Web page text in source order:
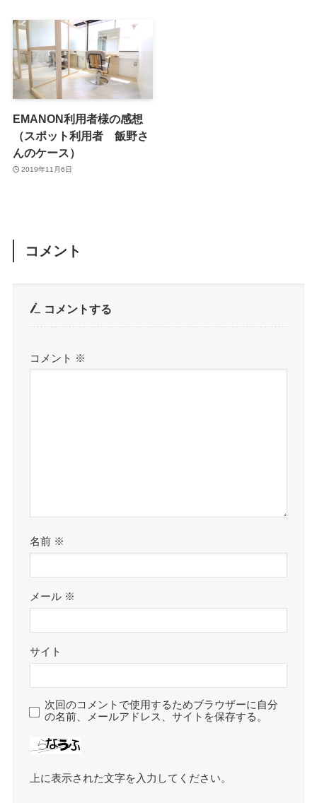
EMANON利用者様の感想
（スポット利用者 飯野さ
んのケース）
2019年11月6日
コメント
コメントする
コメント ※
名前 ※
メール ※
サイト
次回のコメントで使用するためブラウザーに自分
の名前、メールアドレス、サイトを保存する。
上に表示された文字を入力してください。